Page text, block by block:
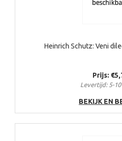
Heinrich Schutz: Veni
Prijs:
Levertijd: 5-
BEKIJK EN